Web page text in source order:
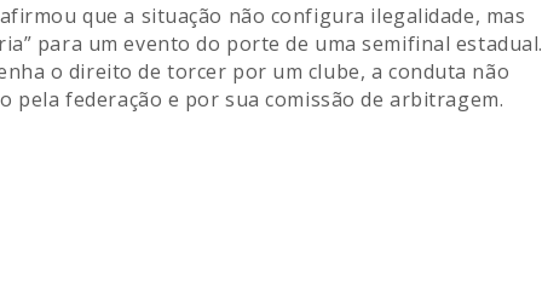
afirmou que a situação não configura ilegalidade, mas
para um evento do porte de uma semifinal estadual.
o direito de torcer por um clube, a conduta não
federação e por sua comissão de arbitragem.